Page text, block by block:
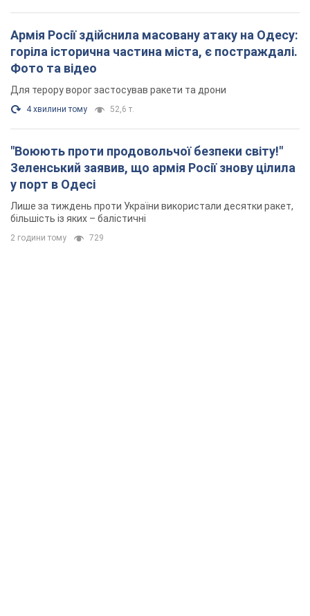
Армія Росії здійснила масовану атаку на Одесу:
горіла історична частина міста, є постраждалі.
Фото та відео
Для терору ворог застосував ракети та дрони
4 хвилини тому 52,6 т.
"Воюють проти продовольчої безпеки світу!"
Зеленський заявив, що армія Росії знову цілила
у порт в Одесі
Лише за тиждень проти України використали десятки ракет,
більшість із яких – балістичні
2 години тому 729